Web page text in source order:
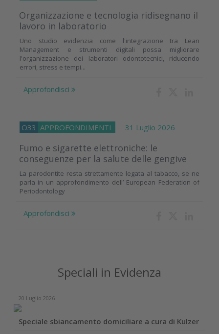
Organizzazione e tecnologia ridisegnano il
lavoro in laboratorio
Uno studio evidenzia come l'integrazione tra Lean
Management e strumenti digitali possa migliorare
l'organizzazione dei laboratori odontotecnici, riducendo
errori, stress e tempi...
Approfondisci
O33 APPROFONDIMENTI 31 Luglio 2026
Fumo e sigarette elettroniche: le
conseguenze per la salute delle gengive
La parodontite resta strettamente legata al tabacco, se ne
parla in un approfondimento dell’ European Federation of
Periodontology
Approfondisci
Speciali in Evidenza
20 Luglio 2026
Speciale sbiancamento domiciliare a cura di Kulzer